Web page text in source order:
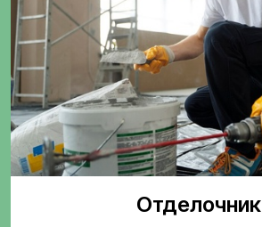
Отделочник